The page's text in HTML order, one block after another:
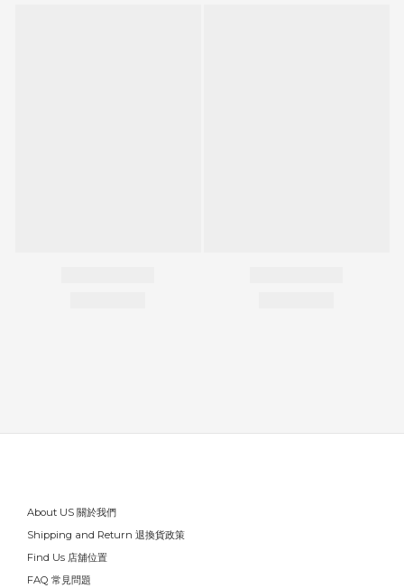
About US 關於我們
Shipping and Return 退換貨政策
Find Us 店舖位置
FAQ 常見問題